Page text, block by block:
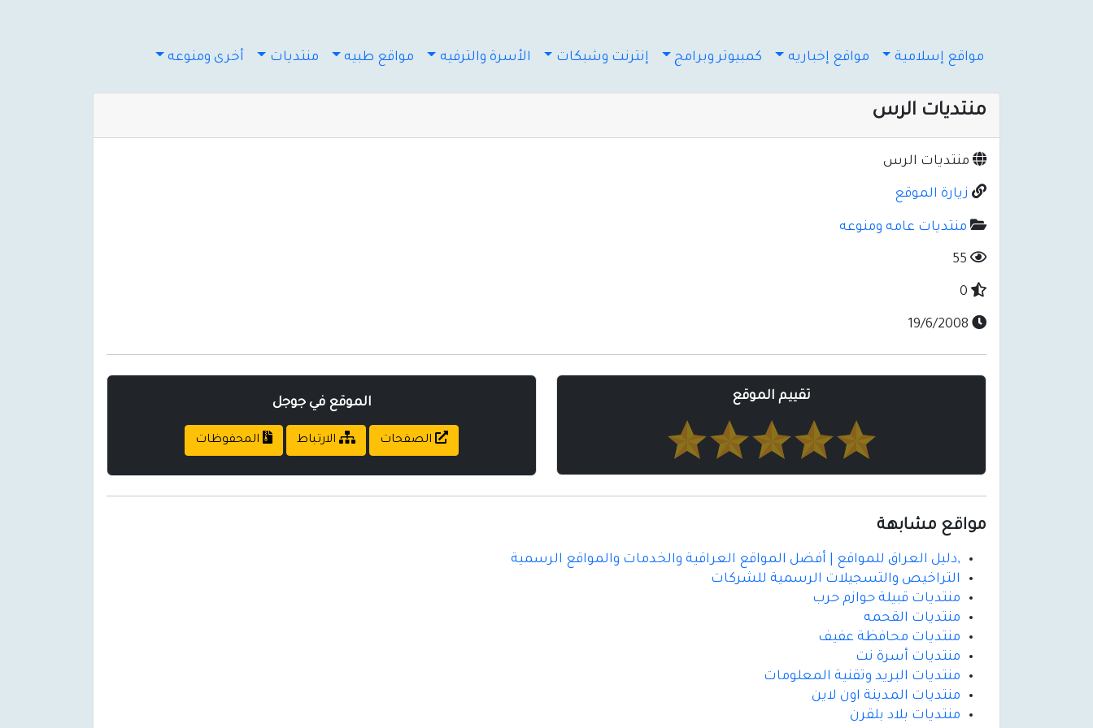
مواقع إسلامية مواقع إخباريه كمبيوتر وبرامج إنترنت وشبكات الأسرة والترفيه مواقع طبيه منتديات أخرى ومنوعه
منتديات الرس
منتديات الرس
زيارة الموقع
منتديات عامه ومنوعه
تقييم الموقع الموقع في جوجل
الصفحات الارتباط المحفوظات
مواقع مشابهة
,دليل العراق للمواقع | أفضل المواقع العراقية والخدمات والمواقع الرسمية
التراخيص والتسجيلات الرسمية للشركات
منتديات قبيلة حوازم حرب
منتديات القحمه
منتديات محافظة عفيف
منتديات أسرة نت
منتديات البريد وتقنية المعلومات
منتديات المدينة اون لاين
منتديات بلاد بلقرن